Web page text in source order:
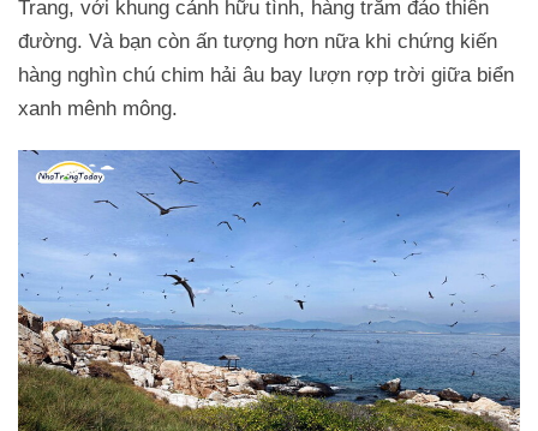
Trang, với khung cảnh hữu tình, hàng trăm đảo thiên
đường. Và bạn còn ấn tượng hơn nữa khi chứng kiến
hàng nghìn chú chim hải âu bay lượn rợp trời giữa biển
xanh mênh mông.